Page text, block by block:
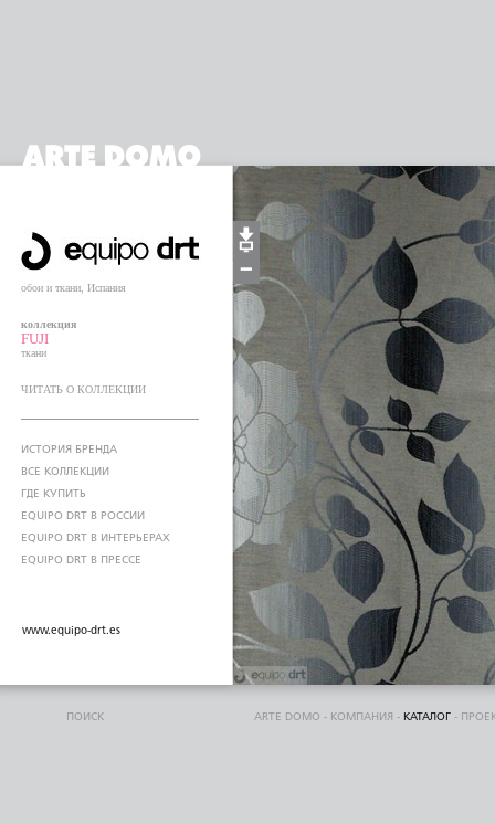
обои и ткани, Испания
коллекция
FUJI
ткани
ЧИТАТЬ О КОЛЛЕКЦИИ
ИСТОРИЯ БРЕНДА
ВСЕ КОЛЛЕКЦИИ
ГДЕ КУПИТЬ
EQUIPO DRT В РОССИИ
EQUIPO DRT В ИНТЕРЬЕРАХ
EQUIPO DRT В ПРЕССЕ
www.equipo-drt.es
ПОИСК ARTE DOMO - КОМПАНИЯ - КАТАЛОГ -